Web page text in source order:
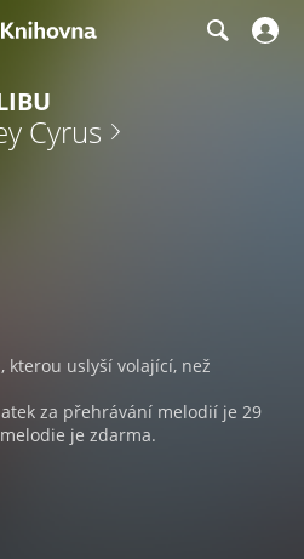
Cyrus
kterou uslyší volající, než
za přehrávání melodií je 29
je zdarma.